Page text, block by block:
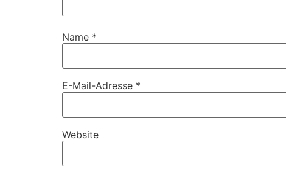
Name *
E-Mail-Adresse *
Website